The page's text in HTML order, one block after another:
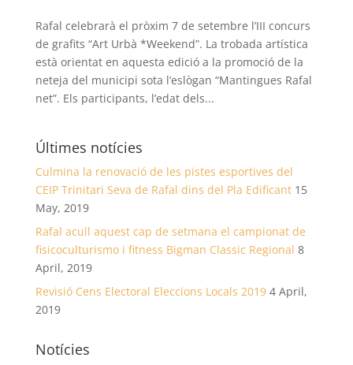
Rafal celebrarà el pròxim 7 de setembre l’III concurs
de grafits “Art Urbà *Weekend”. La trobada artística
està orientat en aquesta edició a la promoció de la
neteja del municipi sota l’eslògan “Mantingues Rafal
net”. Els participants, l’edat dels...
Últimes notícies
Culmina la renovació de les pistes esportives del
CEIP Trinitari Seva de Rafal dins del Pla Edificant 15
May, 2019
Rafal acull aquest cap de setmana el campionat de
fisicoculturismo i fitness Bigman Classic Regional 8
April, 2019
Revisió Cens Electoral Eleccions Locals 2019 4 April,
2019
Notícies